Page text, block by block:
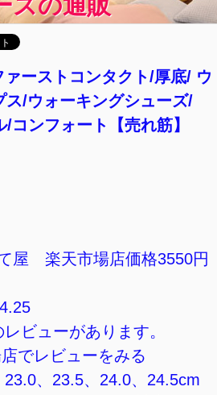
ースのスポーツシューズの
ーストコンタクト/厚底/ ウ
ス/ウォーキングシューズ/
コンフォート【売れ筋】
屋 楽天市場店価格3550円
4.25
ビューがあります。
でレビューをみる
、23.5、24.0、24.5cm